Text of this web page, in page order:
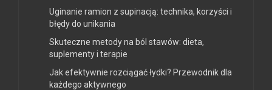
Uginanie ramion z supinacją: technika, korzyści i
błędy do unikania
Skuteczne metody na ból stawów: dieta,
suplementy i terapie
Jak efektywnie rozciągać łydki? Przewodnik dla
każdego aktywnego